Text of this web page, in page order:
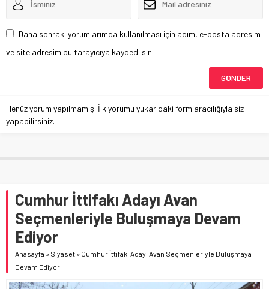
Daha sonraki yorumlarımda kullanılması için adım, e-posta adresim
ve site adresim bu tarayıcıya kaydedilsin.
Henüz yorum yapılmamış. İlk yorumu yukarıdaki form aracılığıyla siz
yapabilirsiniz.
Cumhur İttifakı Adayı Avan
Seçmenleriyle Buluşmaya Devam
Ediyor
Anasayfa » Siyaset » Cumhur İttifakı Adayı Avan Seçmenleriyle Buluşmaya
Devam Ediyor